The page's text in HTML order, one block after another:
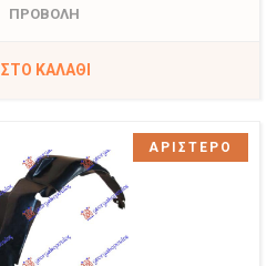
ΠΡΟΒΟΛΗ
ΣΤΟ ΚΑΛΆΘΙ
ΑΡΙΣΤΕΡΟ